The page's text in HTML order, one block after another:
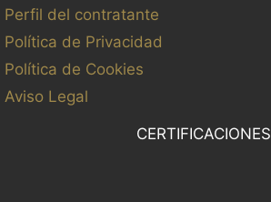
Perfil del contratante
Política de Privacidad
Política de Cookies
Aviso Legal
CERTIFICACIONES